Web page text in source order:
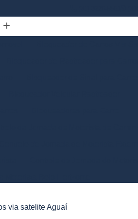
de Jornada Motorista de Caminhão
via satelite Aguaí